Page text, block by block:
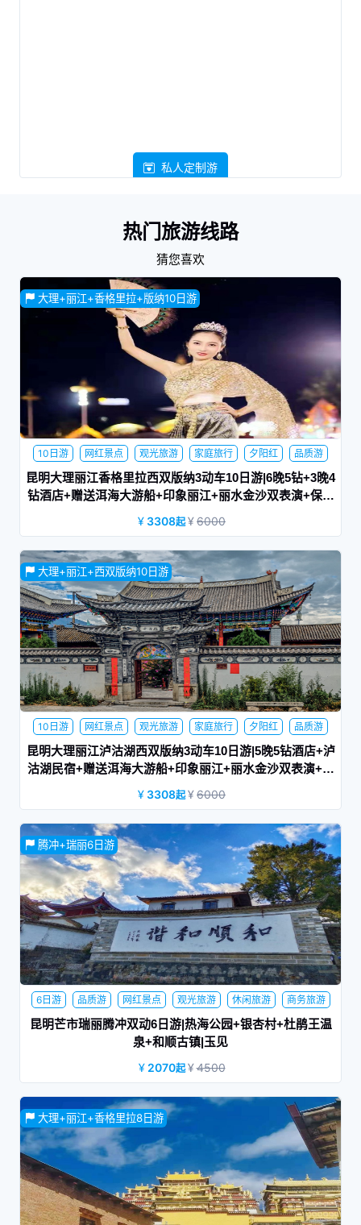
私人定制游
热门旅游线路
猜您喜欢
大理+丽江+香格里拉+版纳10日游
虎跳峡高路，山立地而起，气势磅礴，脚底下三江并流，它在
横断山脉的腹地，在玉龙雪山与哈巴雪山之间。
10日游 网红景点 观光旅游 家庭旅行 夕阳红
品质游
休闲旅游
商务旅游 蜜月旅行
昆明大理丽江香格里拉西双版纳3动车10日游|6晚5钻+3晚4
钻酒店+赠送洱海大游船+印象丽江+丽水金沙双表演+保证
冰川公园大索道|听风
3308起 6000
大理+丽江+西双版纳10日游
去了不一样的地方，看了不一样的风景，知道了不一样的事，
才能感悟不一样的人生。
10日游 网红景点 观光旅游 家庭旅行 夕阳红
品质游
休闲旅游
商务旅游 蜜月旅行
昆明大理丽江泸沽湖西双版纳3动车10日游|5晚5钻酒店+泸
沽湖民宿+赠送洱海大游船+印象丽江+丽水金沙双表演+冰
川公园大索道|听风
3308起 6000
腾冲+瑞丽6日游
昆明-保山动车往返，赠送杜鹃王温泉+热海公园、银杏村电瓶
车
6日游 品质游 网红景点 观光旅游 休闲旅游
商务旅游
家庭旅行
蜜月旅行 夕阳红
昆明芒市瑞丽腾冲双动6日游|热海公园+银杏村+杜鹃王温
泉+和顺古镇|玉见
2070起 4500
大理+丽江+香格里拉8日游